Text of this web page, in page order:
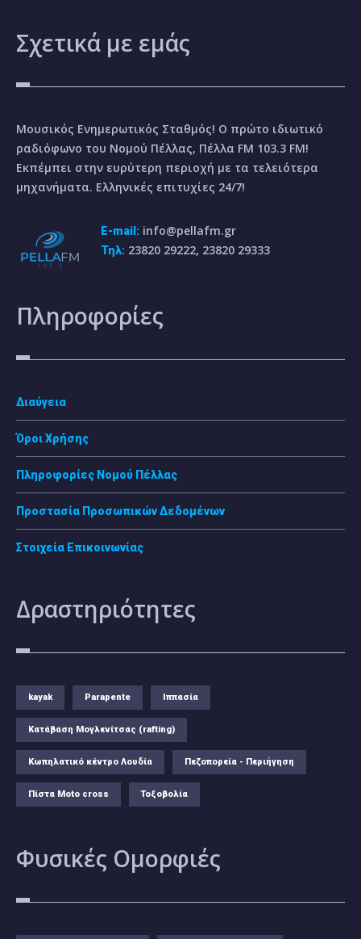
Σχετικά με εμάς
Μουσικός Ενημερωτικός Σταθμός! Ο πρώτο ιδιωτικό
ραδιόφωνο του Νομού Πέλλας, Πέλλα FM 103.3 FM!
Εκπέμπει στην ευρύτερη περιοχή με τα τελειότερα
μηχανήματα. Ελληνικές επιτυχίες 24/7!
E-mail: info@pellafm.gr
Τηλ: 23820 29222, 23820 29333
Πληροφορίες
Διαύγεια
Όροι Χρήσης
Πληροφορίες Νομού Πέλλας
Προστασία Προσωπικών Δεδομένων
Στοιχεία Επικοινωνίας
Δραστηριότητες
kayak Parapente Ιππασία
Κατάβαση Μογλενίτσας (rafting)
Κωπηλατικό κέντρο Λουδία Πεζοπορεία - Περιήγηση
Πίστα Moto cross Τοξοβολία
Φυσικές Ομορφιές